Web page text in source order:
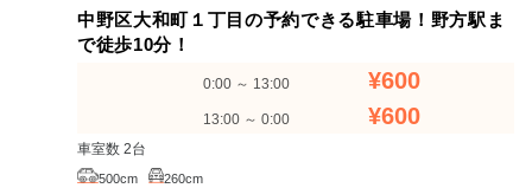
中野区大和町１丁目の予約できる駐車場！野方駅ま
で徒歩10分！
0:00 ～ 13:00 ¥600
13:00 ～ 0:00 ¥600
車室数 2台
500cm 260cm